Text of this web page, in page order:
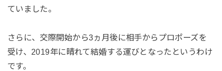
ていました。
さらに、交際開始から3ヵ月後に相手からプロポーズを
受け、2019年に晴れて結婚する運びとなったというわけ
です。